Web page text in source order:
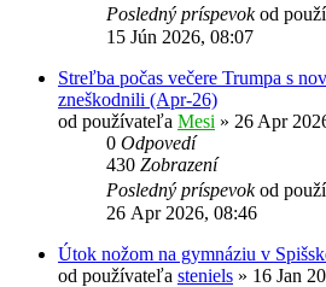
Posledný príspevokod
15 Jún 2026, 08:07
Streľba počas večere Trumpa s
zneškodnili (Apr-26)
od používateľa Mesi » 26 Apr
0 Odpovedí
430 Zobrazení
Posledný príspevokod
26 Apr 2026, 08:46
Útok nožom na gymnáziu v
od používateľa steniels » 16 Jan